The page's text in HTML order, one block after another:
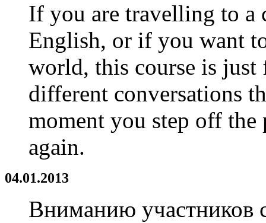
If you are travelling to a
English, or if you want
world, this course is
different conversations
moment you step off
again.
04.01.2013
Вниманию участников